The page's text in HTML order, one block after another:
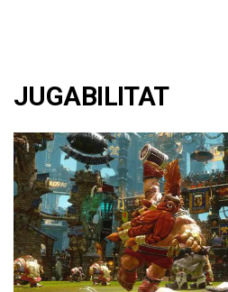
JUGABILITAT